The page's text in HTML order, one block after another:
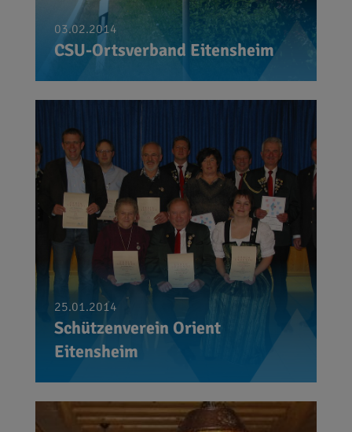
03.02.2014
CSU-Ortsverband Eitensheim
25.01.2014
Schützenverein Orient
Eitensheim